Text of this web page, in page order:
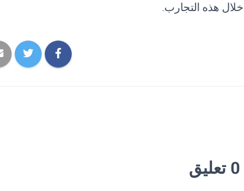
هذه التجارب.
0 تعليق